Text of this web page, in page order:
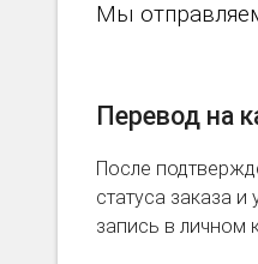
Мы
Перевод на
После
статуса заказа
запись в личном